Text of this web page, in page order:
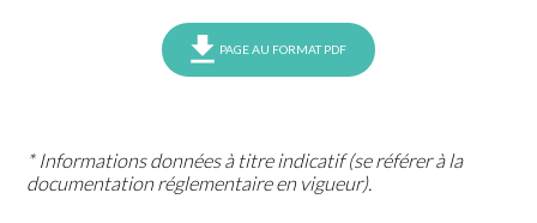
PAGE AU FORMAT PDF
* Informations données à titre indicatif (se référer à la
documentation réglementaire en vigueur).